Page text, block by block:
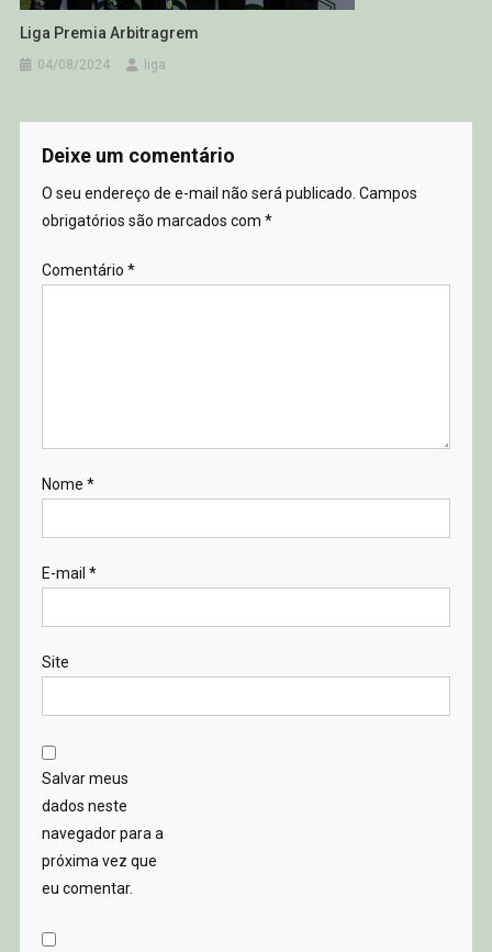
Liga Premia Arbitragrem
04/08/2024 liga
Deixe um comentário
O seu endereço de e-mail não será publicado. Campos
obrigatórios são marcados com *
Comentário *
Nome *
E-mail *
Site
Salvar meus
dados neste
navegador para a
próxima vez que
eu comentar.